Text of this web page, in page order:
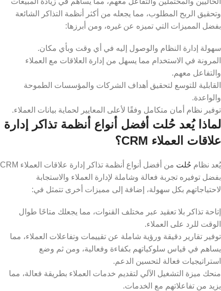
وتحقيق الربح المطلوب، مما يجعله من أكثر أنظمة التذاكر الشائعة
بفضل المميزات التي تميزه عن غيره، ومن أبرزها:
سهولة إدارة النظام والوصول إليه في أي وقت وبأي مكان.
المرونة في الاستخدام مما يسهل من إدارة العلاقات مع العملاء
والتفاعل معهم.
القابلية للتوسع لتحقيق أهداف الشركات والمؤسسات الطموحة
والواعدة.
توفير نظام أمان متكامل وفقًا لأعلى المعايير لحماية بيانات العملاء.
لماذا يُعد حُلت أفضل أنواع أنظمة تذاكر إدارة
علاقات العملاء CRM؟
يُعد نظام حُلت
من أفضل أنواع أنظمة تذاكر إدارة علاقات العملاء CRM
بفضل توفيره تجربة فعالة وشاملة لإدارة العملاء والاستجابة
لاحتياجاتهم بكل سهولة، إضافة إلى مميزات أخرى تتمثل في:
إتاحة تذاكر بلا تعقيد عبر مختلف القنوات، مما يجعلك متاحًا طوال
الوقت للرد على العملاء.
توفير تقارير دقيقة ورؤية شاملة عن تقييمات وتفاعلات العملاء، مما
يساهم في قياس سلوكياتهم بكفاءة وفعالية، ومن ثم وضع
استراتيجيات فعالة لتحسين الدعم.
منحك ميزة التشغيل الآلي لتقديم خدمات العملاء بطريقة فعالة، مما
يزيد من تفاعلاتهم مع الخدمات.